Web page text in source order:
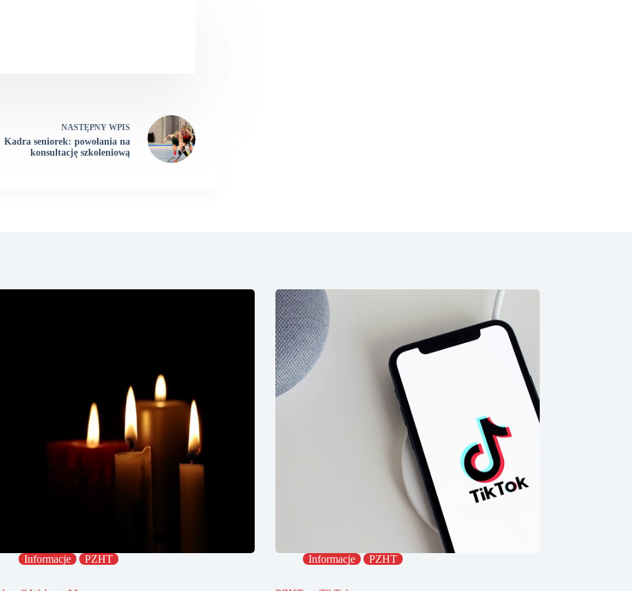
NASTĘPNY WPIS
Kadra seniorek: powołania na
konsultację szkoleniową
Informacje PZHT Informacje PZHT